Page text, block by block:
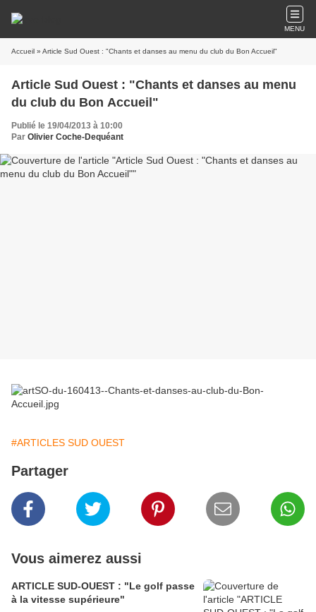
MENU
Accueil » Article Sud Ouest : "Chants et danses au menu du club du Bon Accueil"
Article Sud Ouest : "Chants et danses au menu
du club du Bon Accueil"
Publié le 19/04/2013 à 10:00
Par Olivier Coche-Dequéant
#ARTICLES SUD OUEST
Partager
Vous aimerez aussi
ARTICLE SUD-OUEST : "Le golf passe
à la vitesse supérieure"